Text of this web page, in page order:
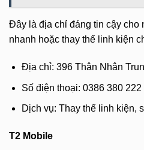
Đây là địa chỉ đáng tin cậy
nhanh hoặc thay thế linh kiện
Địa chỉ: 396 Thân Nhân
Số điện thoại: 0386 380 222
Dịch vụ: Thay thế linh kiện,
T2 Mobile